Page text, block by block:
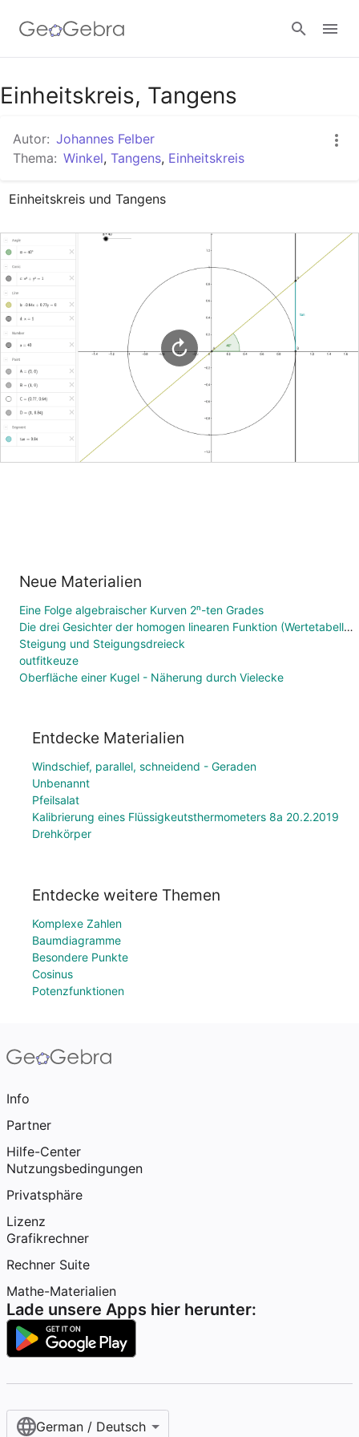
Google Classroom
GeoGebra Classroom
Anmelden
Einheitskreis, Tangens
Autor: Johannes Felber
Thema: Winkel, Tangens, Einheitskreis
Einheitskreis und Tangens
Neue Materialien
Eine Folge algebraischer Kurven 2ⁿ-ten Grades
Die drei Gesichter der homogen linearen Funktion (Wertetabelle, Funktionsgleichung, Graph)
Steigung und Steigungsdreieck
outfitkeuze
Oberfläche einer Kugel - Näherung durch Vielecke
Entdecke Materialien
Windschief, parallel, schneidend - Geraden
Unbenannt
Pfeilsalat
Kalibrierung eines Flüssigkeutsthermometers 8a 20.2.2019
Drehkörper
Entdecke weitere Themen
Komplexe Zahlen
Baumdiagramme
Besondere Punkte
Cosinus
Potenzfunktionen
Info
Partner
Hilfe-Center
Nutzungsbedingungen
Privatsphäre
Lizenz
Grafikrechner
Rechner Suite
Mathe-Materialien
Lade unsere Apps hier herunter:
German / Deutsch